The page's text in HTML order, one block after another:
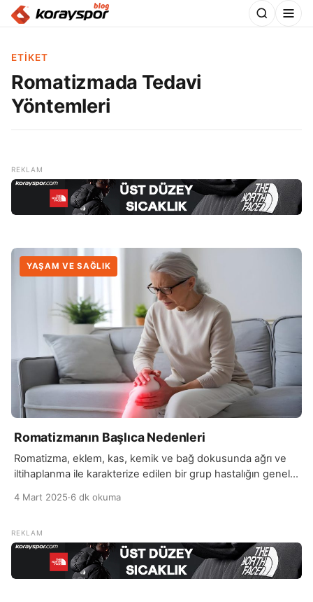
ETIKET
Romatizmada Tedavi
Yöntemleri
YAŞAM VE SAĞLIK
Romatizmanın Başlıca Nedenleri
Romatizma, eklem, kas, kemik ve bağ dokusunda ağrı ve
iltihaplanma ile karakterize edilen bir grup hastalığın genel
ortaya çıkabilir. Romatizma, eklem iltihaplanması (artrit) ile
kaslar gibi yumuşak dokuları da etkileyebilir. Romatizmal
hastalıklar, bağışıklık sisteminin anormal çalışması sonucu
4 Mart 2025·6 dk okuma